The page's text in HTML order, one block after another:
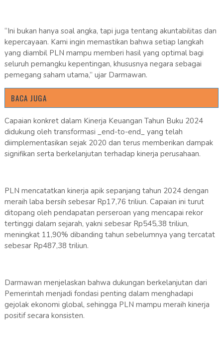
“Ini bukan hanya soal angka, tapi juga tentang akuntabilitas dan
kepercayaan. Kami ingin memastikan bahwa setiap langkah
yang diambil PLN mampu memberi hasil yang optimal bagi
seluruh pemangku kepentingan, khususnya negara sebagai
pemegang saham utama,” ujar Darmawan.
BACA JUGA
Capaian konkret dalam Kinerja Keuangan Tahun Buku 2024
didukung oleh transformasi _end-to-end_ yang telah
diimplementasikan sejak 2020 dan terus memberikan dampak
signifikan serta berkelanjutan terhadap kinerja perusahaan.
PLN mencatatkan kinerja apik sepanjang tahun 2024 dengan
meraih laba bersih sebesar Rp17,76 triliun. Capaian ini turut
ditopang oleh pendapatan perseroan yang mencapai rekor
tertinggi dalam sejarah, yakni sebesar Rp545,38 triliun,
meningkat 11,90% dibanding tahun sebelumnya yang tercatat
sebesar Rp487,38 triliun.
Darmawan menjelaskan bahwa dukungan berkelanjutan dari
Pemerintah menjadi fondasi penting dalam menghadapi
gejolak ekonomi global, sehingga PLN mampu meraih kinerja
positif secara konsisten.